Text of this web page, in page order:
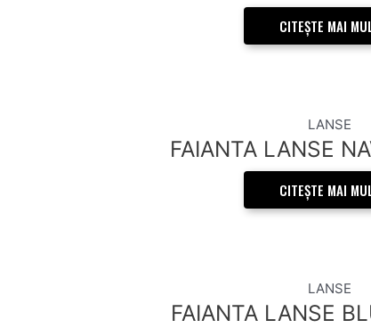
CITEȘTE MAI
LANSE
FAIANTA LANSE
CITEȘTE MAI
LANSE
FAIANTA LANSE